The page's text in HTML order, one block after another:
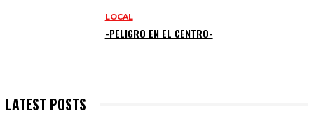
LOCAL
-PELIGRO EN EL CENTRO-
LATEST POSTS